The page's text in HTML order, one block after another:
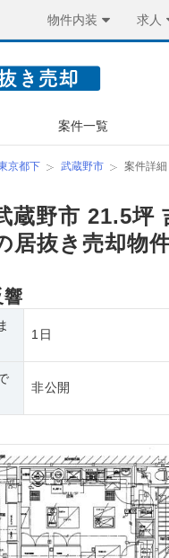
物件内装 求人
案件一覧
京都下 武蔵野市 案件詳細
蔵野市 21.5坪
居抜き売却物
響
1日
非公開